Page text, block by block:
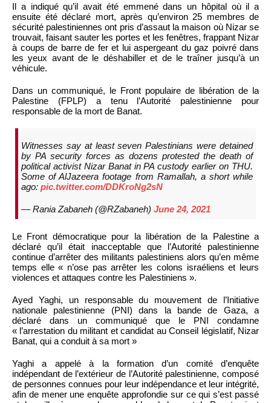
Il a indiqué qu’il avait été emmené dans un hôpital où il a
ensuite été déclaré mort, après qu’environ 25 membres de
sécurité palestiniennes ont pris d’assaut la maison où Nizar se
trouvait, faisant sauter les portes et les fenêtres, frappant Nizar
à coups de barre de fer et lui aspergeant du gaz poivré dans
les yeux avant de le déshabiller et de le traîner jusqu’à un
véhicule.
Dans un communiqué, le Front populaire de libération de la
Palestine (FPLP) a tenu l’Autorité palestinienne pour
responsable de la mort de Banat.
Witnesses say at least seven Palestinians were detained
by PA security forces as dozens protested the death of
political activist Nizar Banat in PA custody earlier on THU.
Some of AlJazeera footage from Ramallah, a short while
ago: pic.twitter.com/DDKroNg2sN
— Rania Zabaneh (@RZabaneh) June 24, 2021
Le Front démocratique pour la libération de la Palestine a
déclaré qu’il était inacceptable que l’Autorité palestinienne
continue d’arrêter des militants palestiniens alors qu’en même
temps elle « n’ose pas arrêter les colons israéliens et leurs
violences et attaques contre les Palestiniens ».
Ayed Yaghi, un responsable du mouvement de l’Initiative
nationale palestinienne (PNI) dans la bande de Gaza, a
déclaré dans un communiqué que le PNI condamne
« l’arrestation du militant et candidat au Conseil législatif, Nizar
Banat, qui a conduit à sa mort »
Yaghi a appelé à la formation d’un comité d’enquête
indépendant de l’extérieur de l’Autorité palestinienne, composé
de personnes connues pour leur indépendance et leur intégrité,
afin de mener une enquête approfondie sur ce qui s’est passé